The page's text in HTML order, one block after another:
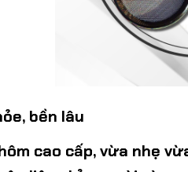
bền lâu
cao cấp, vừa nhẹ